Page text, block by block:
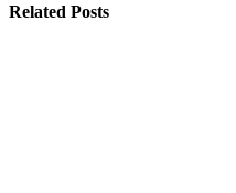
Related Posts